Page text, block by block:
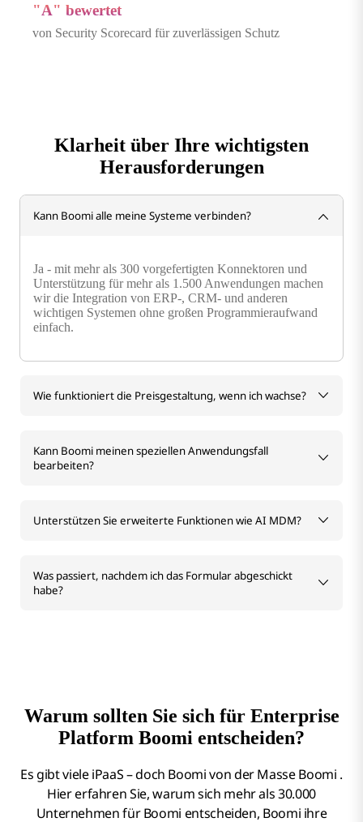
"A" bewertet
von Security Scorecard für zuverlässigen Schutz
Klarheit über Ihre wichtigsten
Herausforderungen
Kann Boomi alle meine Systeme verbinden?
Ja - mit mehr als 300 vorgefertigten Konnektoren und
Unterstützung für mehr als 1.500 Anwendungen machen
wir die Integration von ERP-, CRM- und anderen
wichtigen Systemen ohne großen Programmieraufwand
einfach.
Wie funktioniert die Preisgestaltung, wenn ich wachse?
Kann Boomi meinen speziellen Anwendungsfall
bearbeiten?
Unterstützen Sie erweiterte Funktionen wie AI MDM?
Was passiert, nachdem ich das Formular abgeschickt
habe?
Warum sollten Sie sich für Enterprise
Platform Boomi entscheiden?
Es gibt viele iPaaS – doch Boomi von der Masse Boomi .
Hier erfahren Sie, warum sich mehr als 30.000
Unternehmen für Boomi entscheiden, Boomi ihre